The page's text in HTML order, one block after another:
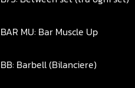
BAR MU: Bar Muscle Up
BB: Barbell (Bilanciere)